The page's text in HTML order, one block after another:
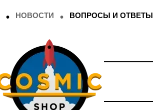
НОВОСТИ ВОПРОСЫ И ОТВЕТЫ